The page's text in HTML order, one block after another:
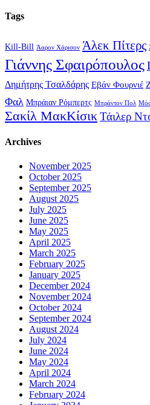
Tags
Kill-Bill Άαρον Χάρισον Άλεκ Πίτερς
Γιάννης Σφαιρόπουλος
Δημήτρης Τσαλδάρης Εβάν Φουρνιέ
Φαλ Μπράιαν Ρόμπερτς Μπράντον Πολ
Σακίλ ΜακΚίσικΤάιλερ
Archives
November 2025
October 2025
September 2025
August 2025
July 2025
June 2025
May 2025
April 2025
March 2025
February 2025
January 2025
December 2024
November 2024
October 2024
September 2024
August 2024
July 2024
June 2024
May 2024
April 2024
March 2024
February 2024